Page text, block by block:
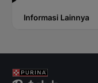
Informasi Lainnya